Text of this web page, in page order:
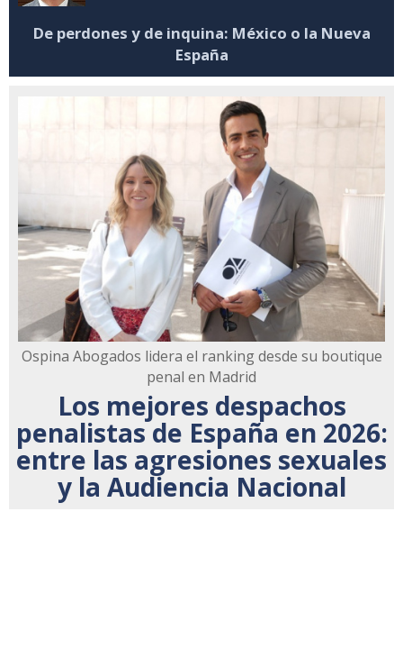
De perdones y de inquina: México o la Nueva
España
Ospina Abogados lidera el ranking desde su boutique
penal en Madrid
Los mejores despachos
penalistas de España en 2026:
entre las agresiones sexuales
y la Audiencia Nacional